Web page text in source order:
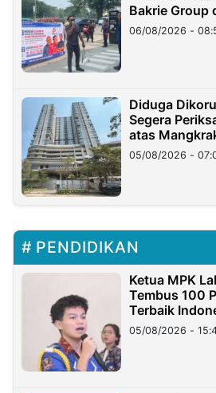
Bakrie Group
06/08/2026 -
Diduga
Segera
atas
05/08/2026 -
PENDIDIKAN
Ketua MPK
Tembus 100
Terbaik
05/08/2026 -